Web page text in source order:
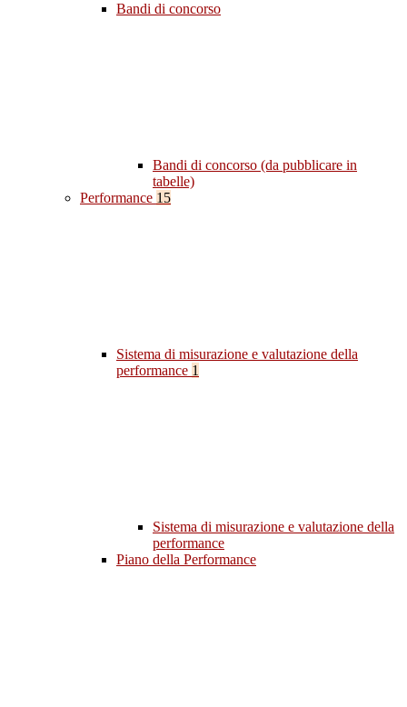
Bandi di concorso
Bandi di concorso (da pubblicare in
tabelle)
Performance 15
Sistema di misurazione e valutazione della
performance 1
Sistema di misurazione e valutazione della
performance
Piano della Performance